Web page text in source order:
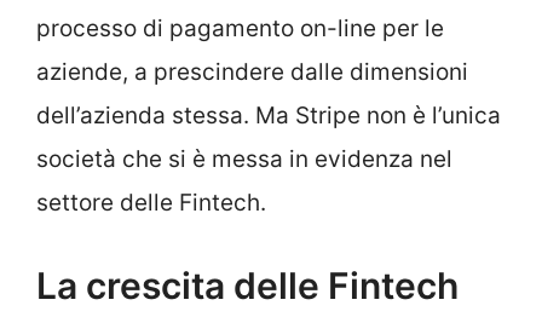
processo di pagamento on-line per le
aziende, a prescindere dalle dimensioni
dell’azienda stessa. Ma Stripe non è l’unica
società che si è messa in evidenza nel
settore delle Fintech.
La crescita delle Fintech